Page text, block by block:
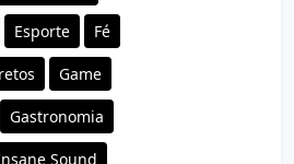
Esporte Fé
Game
Gastronomia
Sound